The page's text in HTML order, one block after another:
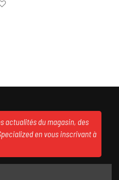
actualités du magasin, des
en vous inscrivant à